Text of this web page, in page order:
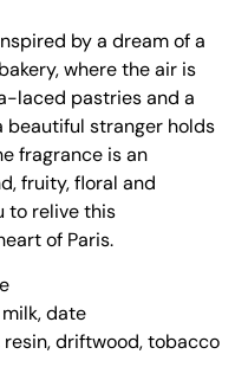
by a dream of a
where the air is
laced pastries and a
beautiful stranger holds
fragrance is an
fruity, floral and
to relive this
of Paris.
date
resin, driftwood, tobacco